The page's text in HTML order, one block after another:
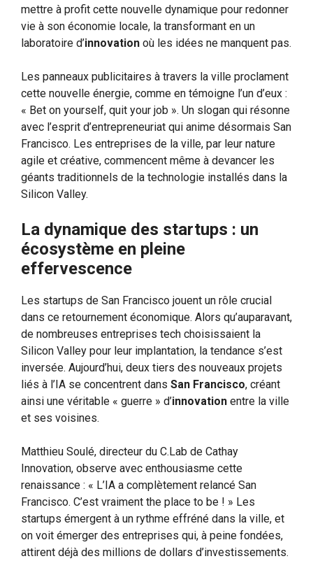
mettre à profit cette nouvelle dynamique pour redonner
vie à son économie locale, la transformant en un
laboratoire d’innovation où les idées ne manquent pas.
Les panneaux publicitaires à travers la ville proclament
cette nouvelle énergie, comme en témoigne l’un d’eux :
« Bet on yourself, quit your job ». Un slogan qui résonne
avec l’esprit d’entrepreneuriat qui anime désormais San
Francisco. Les entreprises de la ville, par leur nature
agile et créative, commencent même à devancer les
géants traditionnels de la technologie installés dans la
Silicon Valley.
La dynamique des startups : un
écosystème en pleine
effervescence
Les startups de San Francisco jouent un rôle crucial
dans ce retournement économique. Alors qu’auparavant,
de nombreuses entreprises tech choisissaient la
Silicon Valley pour leur implantation, la tendance s’est
inversée. Aujourd’hui, deux tiers des nouveaux projets
liés à l’IA se concentrent dans San Francisco, créant
ainsi une véritable « guerre » d’innovation entre la ville
et ses voisines.
Matthieu Soulé, directeur du C.Lab de Cathay
Innovation, observe avec enthousiasme cette
renaissance : « L’IA a complètement relancé San
Francisco. C’est vraiment the place to be ! » Les
startups émergent à un rythme effréné dans la ville, et
on voit émerger des entreprises qui, à peine fondées,
attirent déjà des millions de dollars d’investissements.